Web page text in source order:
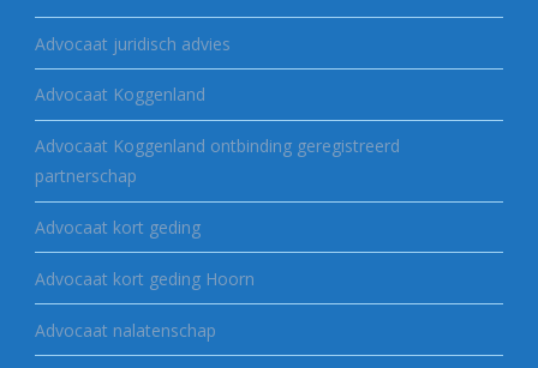
Advocaat juridisch advies
Advocaat Koggenland
Advocaat Koggenland ontbinding geregistreerd
partnerschap
Advocaat kort geding
Advocaat kort geding Hoorn
Advocaat nalatenschap